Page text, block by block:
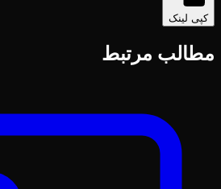
کپی لینک
مطالب مرتبط